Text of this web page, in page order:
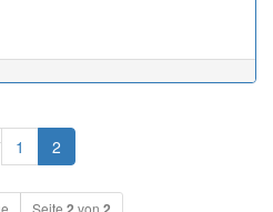
1 2